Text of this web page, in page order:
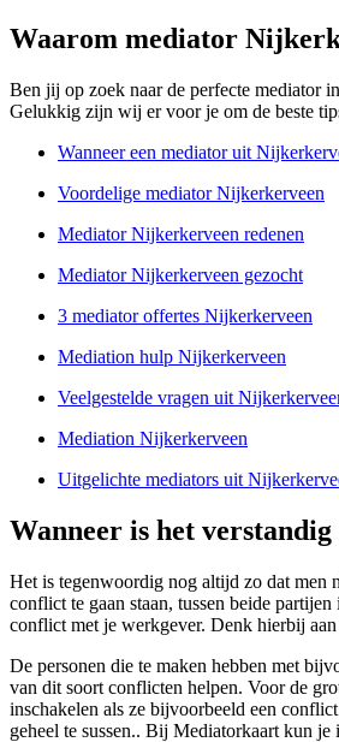
Waarom mediator
Ben jij op zoek naar de perfecte mediator
Gelukkig zijn wij er voor je om de beste
Wanneer een mediator uit
Voordelige mediator Nijkerkerveen
Mediator Nijkerkerveen redenen
Mediator Nijkerkerveen gezocht
3 mediator offertes Nijkerkerveen
Mediation hulp Nijkerkerveen
Veelgestelde vragen uit
Mediation Nijkerkerveen
Uitgelichte mediators uit
Wanneer is het
Het is tegenwoordig nog altijd zo dat men
conflict te gaan staan, tussen beide
conflict met je werkgever. Denk hierbij
De personen die te maken hebben met
van dit soort conflicten helpen. Voor de
inschakelen als ze bijvoorbeeld een
geheel te sussen.. Bij Mediatorkaart kun